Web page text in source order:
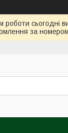
роботи
за